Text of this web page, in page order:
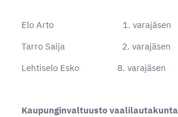
Elo Arto 1. varajäsen
Tarro Saija 2. varajäsen
Lehtiselo Esko 8. varajäsen
Kaupunginvaltuusto vaalilautakunta